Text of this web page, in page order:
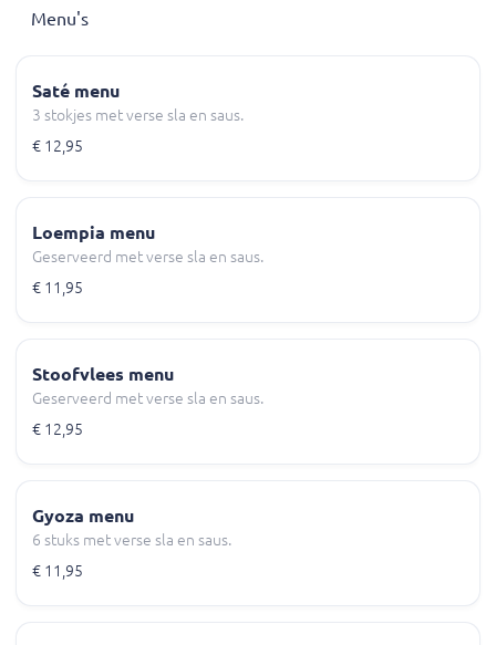
Menu's
Saté menu
3 stokjes met verse sla en saus.
€ 12,95
Loempia menu
Geserveerd met verse sla en saus.
€ 11,95
Stoofvlees menu
Geserveerd met verse sla en saus.
€ 12,95
Gyoza menu
6 stuks met verse sla en saus.
€ 11,95